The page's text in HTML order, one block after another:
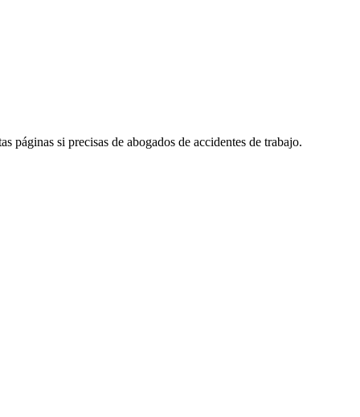
páginas si precisas de abogados de accidentes de trabajo.